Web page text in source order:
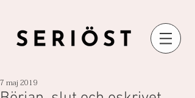
7 maj 2019